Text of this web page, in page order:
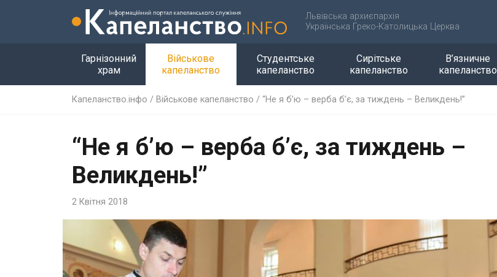
Львівська архиєпархія
Українська Греко-Католицька Церква
Гарнізонний
храм
Військове
капеланство
Студентське
капеланство
Сирітське
капеланство
В’язничне
капеланство
Капеланство.інфо / Військове капеланство / “Не я б’ю – верба б’є, за тиждень – Великдень!”
“Не я б’ю – верба б’є, за тиждень –
Великдень!”
2 Квітня 2018